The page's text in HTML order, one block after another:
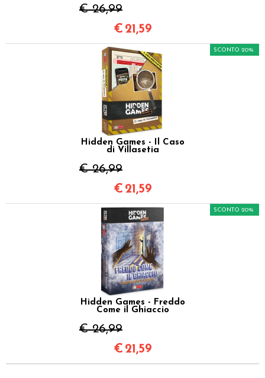
€ 26,99
€ 21,59
Hidden Games - Il Caso
di Villasetia
€ 26,99
SCONTO 20%
€ 21,59
Hidden Games - Freddo
Come il Ghiaccio
€ 26,99
SCONTO 20%
€ 21,59